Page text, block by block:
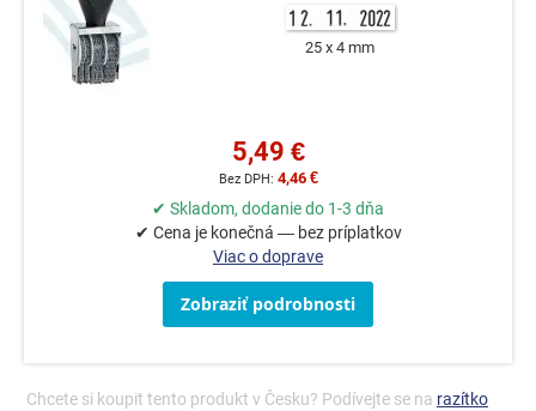
25 x 4 mm
5,49 €
4,46 €
✔ Skladom, dodanie do 1-3 dňa
✔ Cena je konečná — bez príplatkov
Viac o doprave
Zobraziť podrobnosti
Chcete si koupit tento produkt v Česku? Podívejte se na razítko